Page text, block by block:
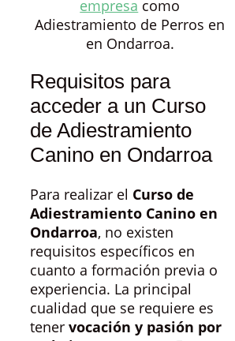
empresa como
Adiestramiento de Perros en
en Ondarroa.
Requisitos para
acceder a un Curso
de Adiestramiento
Canino en Ondarroa
Para realizar el Curso de
Adiestramiento Canino en
Ondarroa, no existen
requisitos específicos en
cuanto a formación previa o
experiencia. La principal
cualidad que se requiere es
tener vocación y pasión por